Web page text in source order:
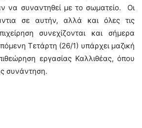
να συναντηθεί με το σωματείο. Οι
σε αυτήν, αλλά και όλες τις
συνεχίζονται και σήμερα
Τετάρτη (26/1) υπάρχει μαζική
εργασίας Καλλιθέας, όπου
συνάντηση.